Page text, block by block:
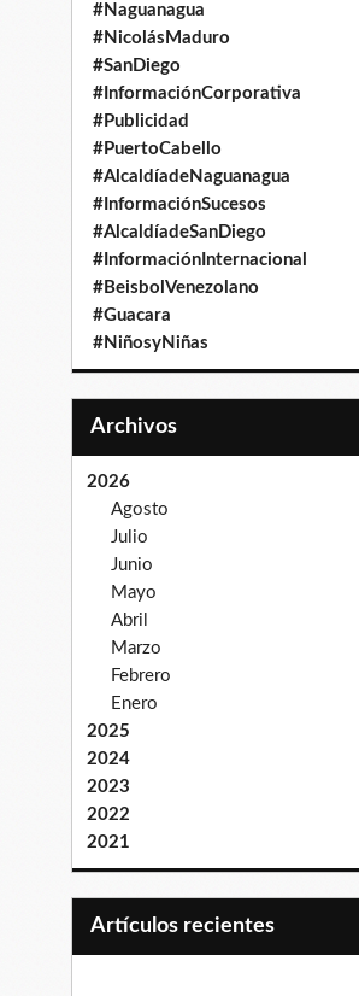
#Naguanagua
#NicolásMaduro
#SanDiego
#InformaciónCorporativa
#Publicidad
#PuertoCabello
#AlcaldíadeNaguanagua
#InformaciónSucesos
#AlcaldíadeSanDiego
#InformaciónInternacional
#BeisbolVenezolano
#Guacara
#NiñosyNiñas
Archivos
2026
Agosto
Julio
Junio
Mayo
Abril
Marzo
Febrero
Enero
2025
2024
2023
2022
2021
Artículos recientes